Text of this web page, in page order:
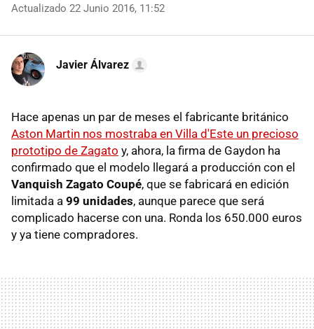
Actualizado 22 Junio 2016, 11:52
Javier Álvarez
Hace apenas un par de meses el fabricante británico
Aston Martin nos mostraba en Villa d'Este un precioso
prototipo de Zagato y, ahora, la firma de Gaydon ha
confirmado que el modelo llegará a producción con el
Vanquish Zagato Coupé, que se fabricará en edición
limitada a 99 unidades, aunque parece que será
complicado hacerse con una. Ronda los 650.000 euros
y ya tiene compradores.